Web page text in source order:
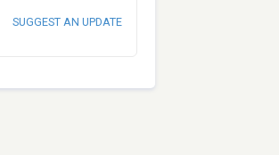
SUGGEST AN UPDATE